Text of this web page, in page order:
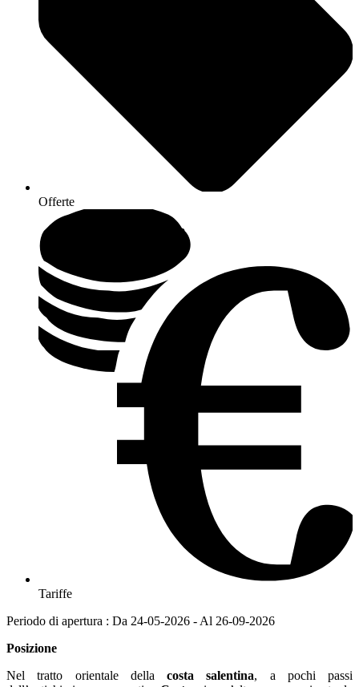
Offerte
Tariffe
Periodo di apertura : Da 24-05-2026 - Al 26-09-2026
Posizione
Nel tratto orientale della costa salentina, a pochi passi